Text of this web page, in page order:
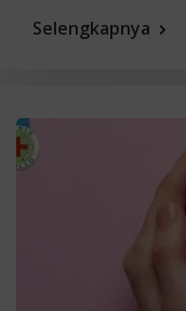
Selengkapnya